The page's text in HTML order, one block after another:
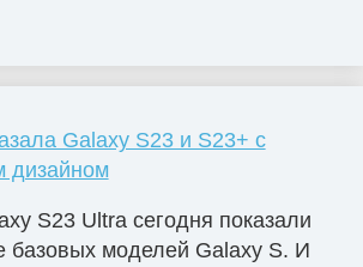
Galaxy S23 и S23+ с
дизайном
S23 Ultra сегодня показали
базовых моделей Galaxy S. И